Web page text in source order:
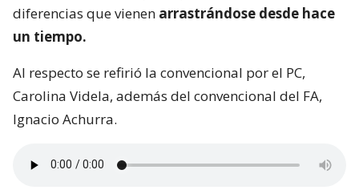
diferencias que vienen arrastrándose desde hace
un tiempo.
Al respecto se refirió la convencional por el PC,
Carolina Videla, además del convencional del FA,
Ignacio Achurra.